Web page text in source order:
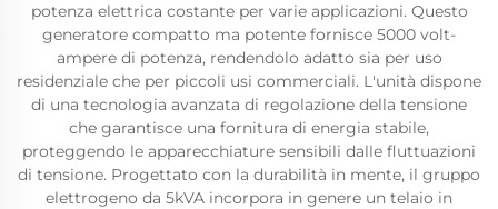
potenza elettrica costante per varie applicazioni. Questo
generatore compatto ma potente fornisce 5000 volt-
ampere di potenza, rendendolo adatto sia per uso
residenziale che per piccoli usi commerciali. L'unità dispone
di una tecnologia avanzata di regolazione della tensione
che garantisce una fornitura di energia stabile,
proteggendo le apparecchiature sensibili dalle fluttuazioni
di tensione. Progettato con la durabilità in mente, il gruppo
elettrogeno da 5kVA incorpora in genere un telaio in